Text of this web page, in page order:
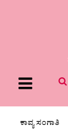
Menu
ಕಾವ್ಯ ಸಂಗಾತಿ